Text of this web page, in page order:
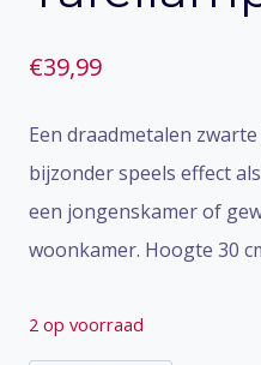
€39,99
Een draadmetalen
bijzonder speels effect
een jongenskamer of
woonkamer. Hoogte 30
2 op voorraad